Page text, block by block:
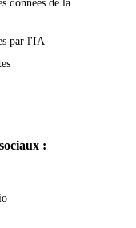
données de la
par l'IA
: